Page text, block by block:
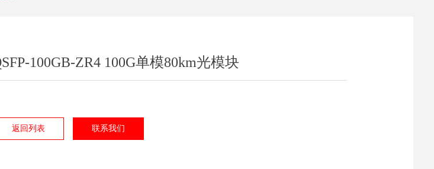
100GB-ZR4 100G单模80km光模块
返回列表 联系我们